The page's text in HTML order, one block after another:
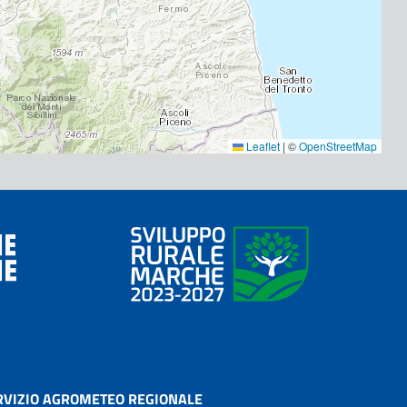
Leaflet | ©OpenStreetMap
AGROMETEO REGIONALE